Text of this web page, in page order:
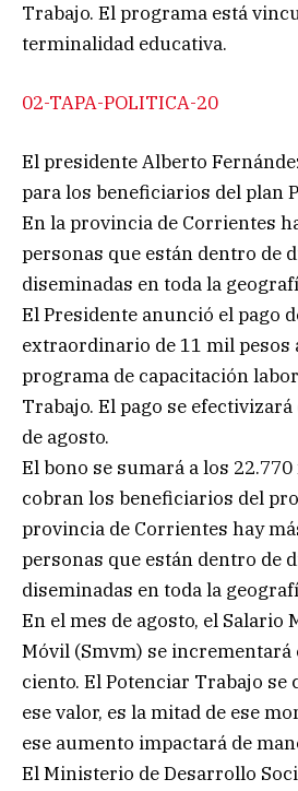
Trabajo. El programa está
terminalidad educativa.
02-TAPA-POLITICA-20
El presidente Alberto
para los beneficiarios del plan
En la provincia de Corrientes
personas que están dentro de
diseminadas en toda la
El Presidente anunció el pago
extraordinario de 11 mil pesos
programa de capacitación
Trabajo. El pago se
de agosto.
El bono se sumará a los
cobran los beneficiarios del
provincia de Corrientes hay
personas que están dentro de
diseminadas en toda la
En el mes de agosto, el Salario
Móvil (Smvm) se incrementará
ciento. El Potenciar Trabajo se
ese valor, es la mitad de ese
ese aumento impactará de
El Ministerio de Desarrollo